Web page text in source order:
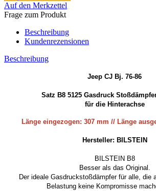
Auf den Merkzettel
Frage zum Produkt
Beschreibung
Kundenrezensionen
Beschreibung
Jeep CJ Bj. 76-86
Satz B8 5125 Gasdruck
für die Hinterachse
Länge eingezogen: 307 mm // Länge
Hersteller: BILSTEIN
BILSTEIN B8
Besser als das Original.
Der ideale Gasdruckstoßdämpfer für alle, die
Belastung keine Kompromisse